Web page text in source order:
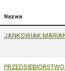
Nazwa
JANKOWIAK